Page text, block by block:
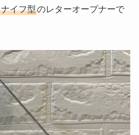
ナイフ型のレターオープナーで